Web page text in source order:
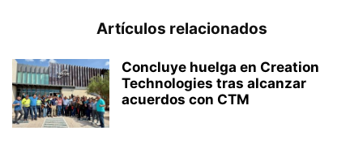
Artículos relacionados
Concluye huelga en Creation
Technologies tras alcanzar
acuerdos con CTM